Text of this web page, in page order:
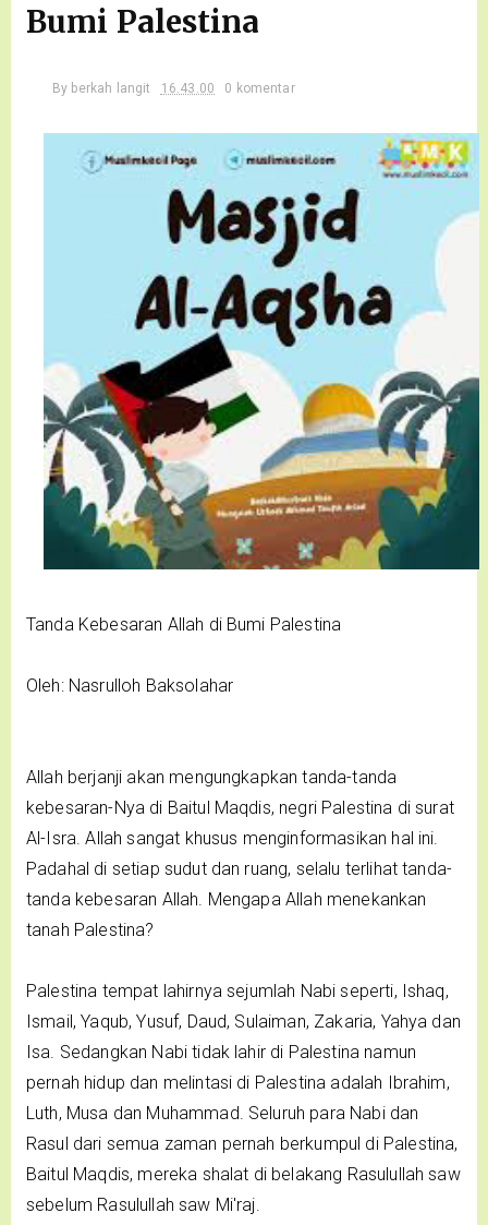
Bumi Palestina
By berkah langit 16.43.00 0 komentar
Tanda Kebesaran Allah di Bumi Palestina
Oleh: Nasrulloh Baksolahar
Allah berjanji akan mengungkapkan tanda-tanda
kebesaran-Nya di Baitul Maqdis, negri Palestina di surat
Al-Isra. Allah sangat khusus menginformasikan hal ini.
Padahal di setiap sudut dan ruang, selalu terlihat tanda-
tanda kebesaran Allah. Mengapa Allah menekankan
tanah Palestina?
Palestina tempat lahirnya sejumlah Nabi seperti, Ishaq,
Ismail, Yaqub, Yusuf, Daud, Sulaiman, Zakaria, Yahya dan
Isa. Sedangkan Nabi tidak lahir di Palestina namun
pernah hidup dan melintasi di Palestina adalah Ibrahim,
Luth, Musa dan Muhammad. Seluruh para Nabi dan
Rasul dari semua zaman pernah berkumpul di Palestina,
Baitul Maqdis, mereka shalat di belakang Rasulullah saw
sebelum Rasulullah saw Mi'raj.